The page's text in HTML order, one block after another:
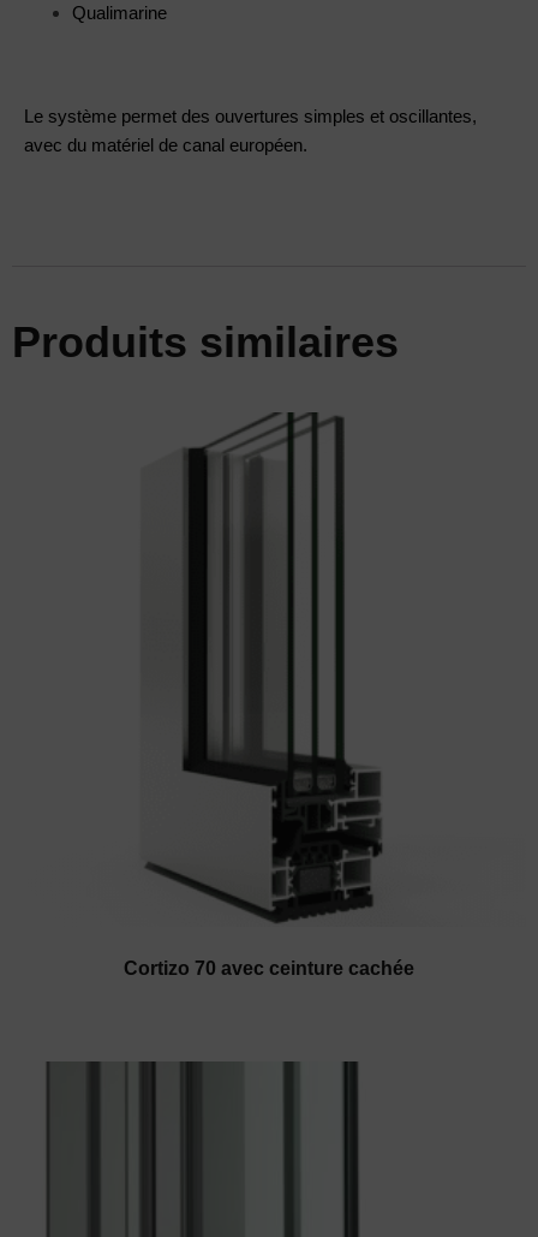
Qualimarine
Le système permet des ouvertures simples et oscillantes,
avec du matériel de canal européen.
Produits similaires
Cortizo 70 avec ceinture cachée